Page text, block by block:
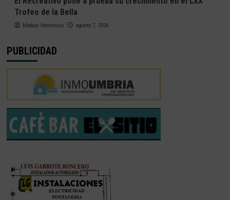
Trofeo de la Bella
Matias Hermoso agosto 7, 2026
PUBLICIDAD